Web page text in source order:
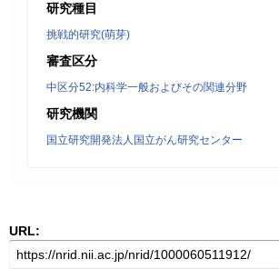
研究種目
挑戦的研究(萌芽)
審査区分
中区分52:内科学一般およびその関連分野
研究機関
国立研究開発法人国立がん研究センター
URL: